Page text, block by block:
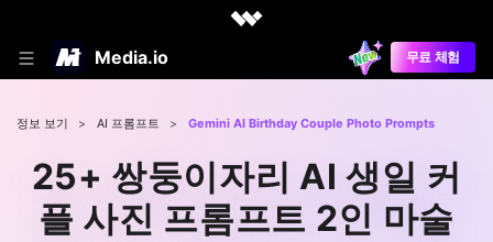
Media.io 무료 체험
정보 보기 > AI 프롬프트 > Gemini AI Birthday Couple Photo Prompts
25+ 쌍둥이자리 AI 생일 커
플 사진 프롬프트 2인 마술